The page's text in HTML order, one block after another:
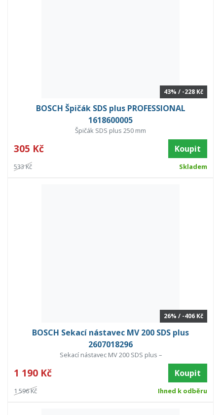
43% / -228 Kč
BOSCH Špičák SDS plus PROFESSIONAL
1618600005
Špičák SDS plus 250 mm
305 Kč Koupit
533 Kč Skladem
26% / -406 Kč
BOSCH Sekací nástavec MV 200 SDS plus
2607018296
Sekací nástavec MV 200 SDS plus –
1 190 Kč Koupit
1 596 Kč Ihned k odběru